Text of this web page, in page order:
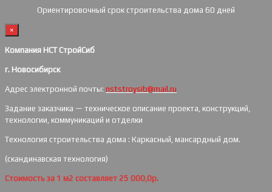
Ориентировочный срок строительства дома 60 дней
×
Компания НСТ СтройСиб
г. Новосибирск
Адрес электронной почты: nststroysib@mail.ru
Задание заказчика — техническое описание проекта, конструкций,
технологии, коммуникаций и отделки
Технология строительства дома : Каркасный, мансардный дом.
(скандинавская технология)
Стоимость за 1 м2 составляет 25 000,0р.